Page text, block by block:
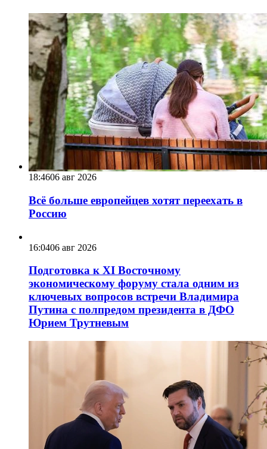
18:4606 авг 2026
Всё больше европейцев хотят переехать в
Россию
16:0406 авг 2026
Подготовка к XI Восточному
экономическому форуму стала одним из
ключевых вопросов встречи Владимира
Путина с полпредом президента в ДФО
Юрием Трутневым